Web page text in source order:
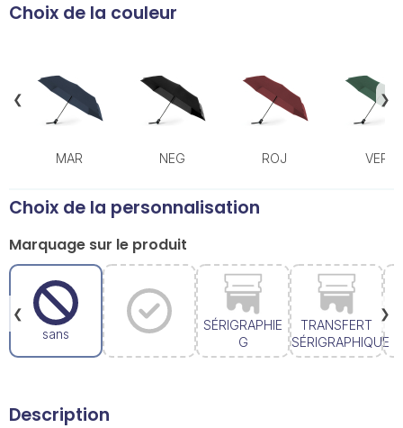
Choix de la couleur
MAR NEG ROJ VER
❯
❮
Choix de la personnalisation
Marquage sur le produit
sans
SÉRIGRAPHIE
G
TRANSFERT
SÉRIGRAPHIQUE
❯
❮
Description